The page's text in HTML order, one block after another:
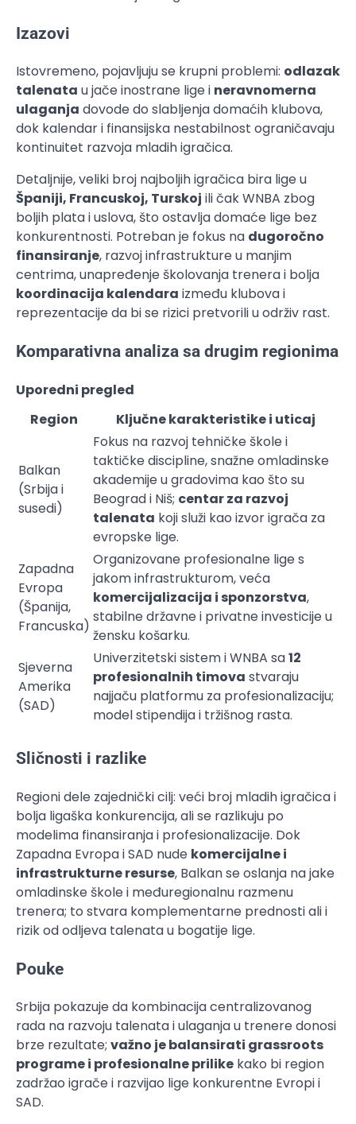
Izazovi
Istovremeno, pojavljuju se krupni problemi: odlazak
talenata u jače inostrane lige i neravnomerna
ulaganja dovode do slabljenja domaćih klubova,
dok kalendar i finansijska nestabilnost ograničavaju
kontinuitet razvoja mladih igračica.
Detaljnije, veliki broj najboljih igračica bira lige u
Španiji, Francuskoj, Turskoj ili čak WNBA zbog
boljih plata i uslova, što ostavlja domaće lige bez
konkurentnosti. Potreban je fokus na dugoročno
finansiranje, razvoj infrastrukture u manjim
centrima, unapređenje školovanja trenera i bolja
koordinacija kalendara između klubova i
reprezentacije da bi se rizici pretvorili u održiv rast.
Komparativna analiza sa drugim regionima
Uporedni pregled
Region
Ključne karakteristike i uticaj
Balkan
(Srbija i
susedi)
Fokus na razvoj tehničke škole i
taktičke discipline, snažne omladinske
akademije u gradovima kao što su
Beograd i Niš; centar za razvoj
talenata koji služi kao izvor igrača za
evropske lige.
Zapadna
Evropa
(Španija,
Francuska)
Organizovane profesionalne lige s
jakom infrastrukturom, veća
komercijalizacija i sponzorstva,
stabilne državne i privatne investicije u
žensku košarku.
Sjeverna
Amerika
(SAD)
Univerzitetski sistem i WNBA sa12
profesionalnih timova stvaraju
najjaču platformu za profesionalizaciju;
model stipendija i tržišnog rasta.
Sličnosti i razlike
Regioni dele zajednički cilj: veći broj mladih igračica i
bolja ligaška konkurencija, ali se razlikuju po
modelima finansiranja i profesionalizacije. Dok
Zapadna Evropa i SAD nude komercijalne i
infrastrukturne resurse, Balkan se oslanja na jake
omladinske škole i međuregionalnu razmenu
trenera; to stvara komplementarne prednosti ali i
rizik od odljeva talenata u bogatije lige.
Pouke
Srbija pokazuje da kombinacija centralizovanog
rada na razvoju talenata i ulaganja u trenere donosi
brze rezultate; važno je balansirati grassroots
programe i profesionalne prilike kako bi region
zadržao igrače i razvijao lige konkurentne Evropi i
SAD.